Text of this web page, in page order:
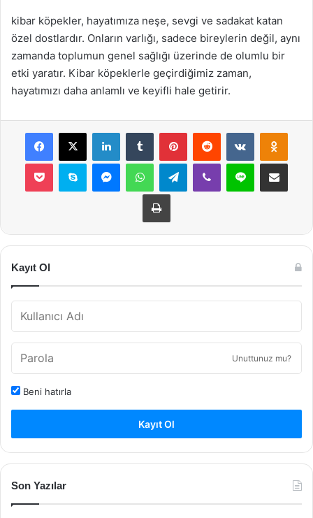
kibar köpekler, hayatımıza neşe, sevgi ve sadakat katan
özel dostlardır. Onların varlığı, sadece bireylerin değil, aynı
zamanda toplumun genel sağlığı üzerinde de olumlu bir
etki yaratır. Kibar köpeklerle geçirdiğimiz zaman,
hayatımızı daha anlamlı ve keyifli hale getirir.
Facebook
X LinkedInTumblr PinterestReddit VKontakte
Pocket Skype MessengerWhatsAppTelegramViber Line E-Posta ile
Yazdır
Kayıt Ol
Unuttunuz mu?
Beni hatırla
Kayıt Ol
Son Yazılar